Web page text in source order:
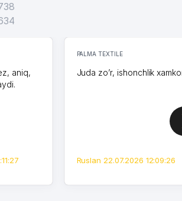
aniq,
PALMA TEXTILE
Juda zo’r, ishonchlik
Ruslan 22.07.2026 12:09:26